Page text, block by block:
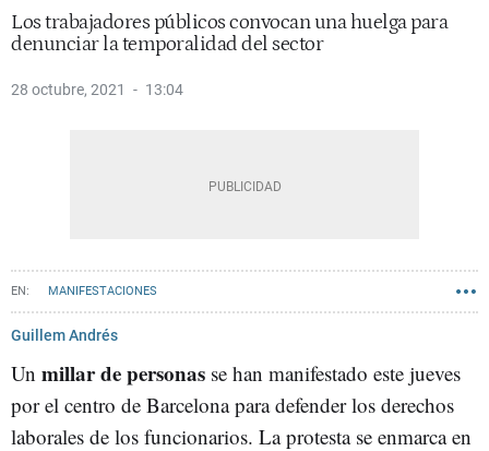
Los trabajadores públicos convocan una huelga para
denunciar la temporalidad del sector
28 octubre, 2021 13:04
MANIFESTACIONES
Guillem Andrés
Un millar de personas se han manifestado este jueves
por el centro de Barcelona para defender los derechos
laborales de los funcionarios. La protesta se enmarca en